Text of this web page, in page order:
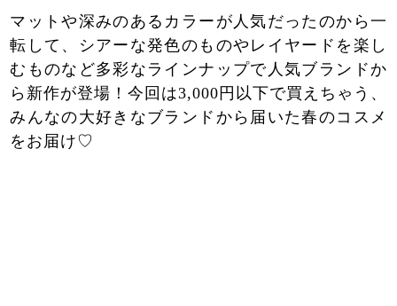
マットや深みのあるカラーが人気だったのから一
転して、シアーな発色のものやレイヤードを楽し
むものなど多彩なラインナップで人気ブランドか
ら新作が登場！今回は3,000円以下で買えちゃう、
みんなの大好きなブランドから届いた春のコスメ
をお届け♡